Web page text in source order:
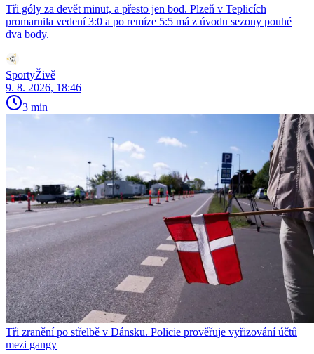
Tři góly za devět minut, a přesto jen bod. Plzeň v Teplicích
promarnila vedení 3:0 a po remíze 5:5 má z úvodu sezony pouhé
dva body.
SportyŽivě
9. 8. 2026, 18:46
3 min
Tři zranění po střelbě v Dánsku. Policie prověřuje vyřizování účtů
mezi gangy